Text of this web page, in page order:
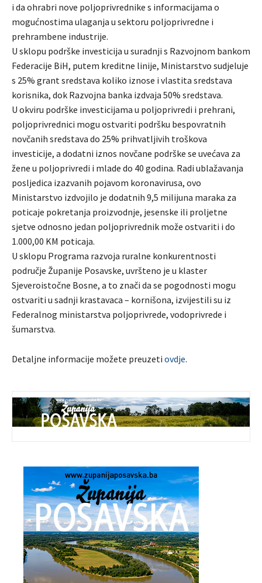
i da ohrabri nove poljoprivrednike s informacijama o
mogućnostima ulaganja u sektoru poljoprivredne i
prehrambene industrije.
U sklopu podrške investicija u suradnji s Razvojnom bankom
Federacije BiH, putem kreditne linije, Ministarstvo sudjeluje
s 25% grant sredstava koliko iznose i vlastita sredstava
korisnika, dok Razvojna banka izdvaja 50% sredstava.
U okviru podrške investicijama u poljoprivredi i prehrani,
poljoprivrednici mogu ostvariti podršku bespovratnih
novčanih sredstava do 25% prihvatljivih troškova
investicije, a dodatni iznos novčane podrške se uvećava za
žene u poljoprivredi i mlade do 40 godina. Radi ublažavanja
posljedica izazvanih pojavom koronavirusa, ovo
Ministarstvo izdvojilo je dodatnih 9,5 milijuna maraka za
poticaje pokretanja proizvodnje, jesenske ili proljetne
sjetve odnosno jedan poljoprivrednik može ostvariti i do
1.000,00 KM poticaja.
U sklopu Programa razvoja ruralne konkurentnosti
područje Županije Posavske, uvršteno je u klaster
Sjeveroistočne Bosne, a to znači da se pogodnosti mogu
ostvariti u sadnji krastavaca – kornišona, izvijestili su iz
Federalnog ministarstva poljoprivrede, vodoprivrede i
šumarstva.
Detaljne informacije možete preuzeti ovdje.